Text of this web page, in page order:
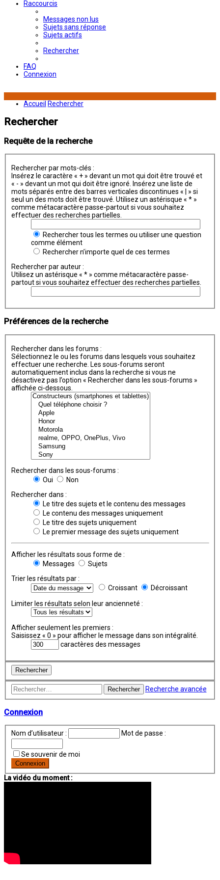
Raccourcis
Messages non lus
Sujets sans réponse
Sujets actifs
Rechercher
FAQ
Connexion
Accueil Rechercher
Rechercher
Requête de la recherche
Rechercher par mots-clés :
Insérez le caractère « + » devant un mot qui doit être trouvé et
« - » devant un mot qui doit être ignoré. Insérez une liste de
mots séparés entre des barres verticales discontinues « | » si
seul un des mots doit être trouvé. Utilisez un astérisque « * »
comme métacaractère passe-partout si vous souhaitez
effectuer des recherches partielles.
Rechercher tous les termes ou utiliser une question
comme élément
Rechercher n’importe quel de ces termes
Rechercher par auteur :
Utilisez un astérisque « * » comme métacaractère passe-
partout si vous souhaitez effectuer des recherches partielles.
Préférences de la recherche
Rechercher dans les forums :
Sélectionnez le ou les forums dans lesquels vous souhaitez
effectuer une recherche. Les sous-forums seront
automatiquement inclus dans la recherche si vous ne
désactivez pas l’option « Rechercher dans les sous-forums »
affichée ci-dessous.
Rechercher dans les sous-forums :
Oui
Non
Rechercher dans :
Le titre des sujets et le contenu des messages
Le contenu des messages uniquement
Le titre des sujets uniquement
Le premier message des sujets uniquement
Afficher les résultats sous forme de :
Messages
Sujets
Trier les résultats par :
Croissant
Décroissant
Limiter les résultats selon leur ancienneté :
Afficher seulement les premiers :
Saisissez « 0 » pour afficher le message dans son intégralité.
caractères des messages
Rechercher Recherche avancée
Connexion
Nom d’utilisateur : Mot de passe :
Se souvenir de moi
La vidéo du moment :